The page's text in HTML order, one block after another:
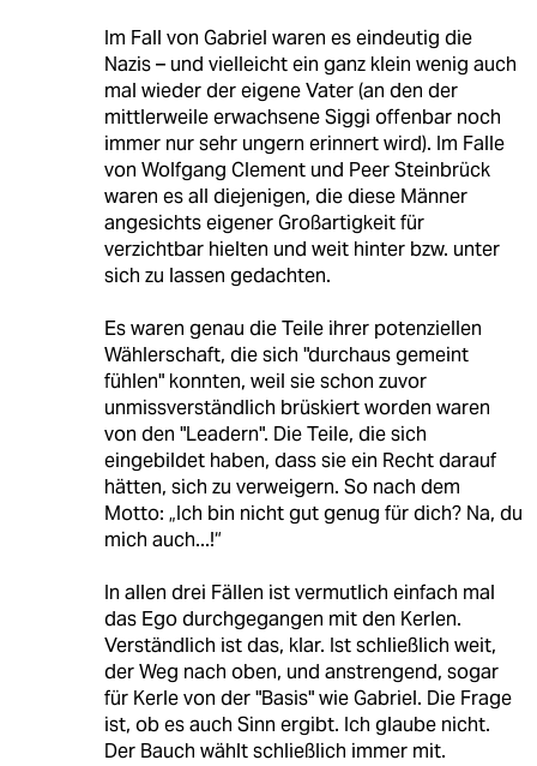
Im Fall von Gabriel waren es eindeutig die
Nazis – und vielleicht ein ganz klein wenig auch
mal wieder der eigene Vater (an den der
mittlerweile erwachsene Siggi offenbar noch
immer nur sehr ungern erinnert wird). Im Falle
von Wolfgang Clement und Peer Steinbrück
waren es all diejenigen, die diese Männer
angesichts eigener Großartigkeit für
verzichtbar hielten und weit hinter bzw. unter
sich zu lassen gedachten.
Es waren genau die Teile ihrer potenziellen
Wählerschaft, die sich "durchaus gemeint
fühlen" konnten, weil sie schon zuvor
unmissverständlich brüskiert worden waren
von den "Leadern". Die Teile, die sich
eingebildet haben, dass sie ein Recht darauf
hätten, sich zu verweigern. So nach dem
Motto: „Ich bin nicht gut genug für dich? Na, du
mich auch...!“
In allen drei Fällen ist vermutlich einfach mal
das Ego durchgegangen mit den Kerlen.
Verständlich ist das, klar. Ist schließlich weit,
der Weg nach oben, und anstrengend, sogar
für Kerle von der "Basis" wie Gabriel. Die Frage
ist, ob es auch Sinn ergibt. Ich glaube nicht.
Der Bauch wählt schließlich immer mit.